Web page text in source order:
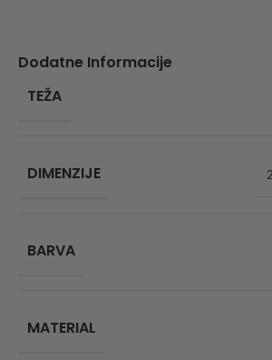
Dodatne Informacije
TEŽA
DIMENZIJE
BARVA
MATERIAL